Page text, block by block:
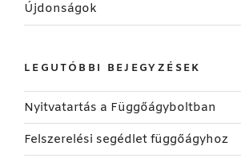
Újdonságok
LEGUTÓBBI BEJEGYZÉSEK
Nyitvatartás a Függőágyboltban
Felszerelési segédlet függőágyhoz